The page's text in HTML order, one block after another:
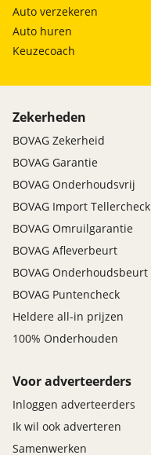
Auto verzekeren
Auto huren
Keuzecoach
Zekerheden
BOVAG Zekerheid
BOVAG Garantie
BOVAG Onderhoudsvrij
BOVAG Import Tellercheck
BOVAG Omruilgarantie
BOVAG Afleverbeurt
BOVAG Onderhoudsbeurt
BOVAG Puntencheck
Heldere all-in prijzen
100% Onderhouden
Voor adverteerders
Inloggen adverteerders
Ik wil ook adverteren
Samenwerken